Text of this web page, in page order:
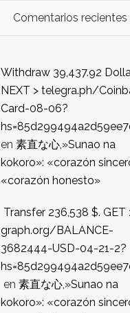
Comentarios recientes
Withdraw 39,437.92
NEXT > telegra.ph/
Card-08-06?
en 素直な心,»Sunao na
kokoro»: «corazón
«corazón honesto»
Transfer 236,538 $. GET
graph.org/BALANCE-
3682444-USD-04-21-2?
en 素直な心,»Sunao na
kokoro»: «corazón